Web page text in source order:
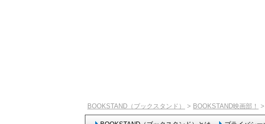
BOOKSTAND（ブックスタンド） > BOOKSTAND映画部！ >